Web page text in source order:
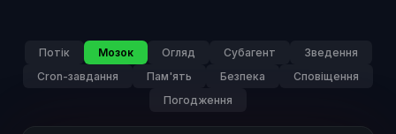
Потік Мозок Огляд Субагент
Зведення
Cron-завдання
Пам'ять Безпека
Сповіщення
Погодження